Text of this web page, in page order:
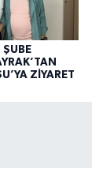
ŞUBE
ZİYARET